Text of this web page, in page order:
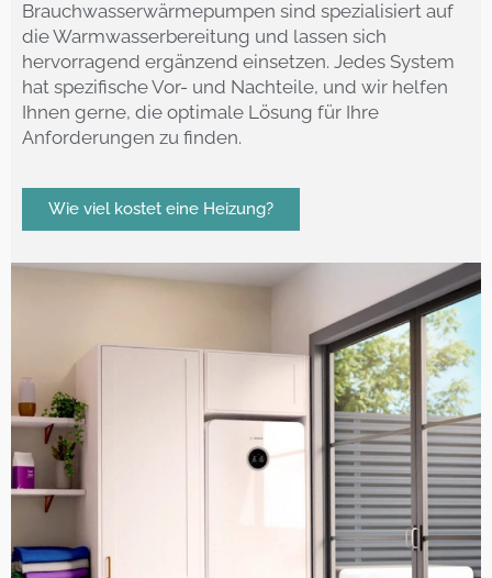
Brauchwasserwärmepumpen sind spezialisiert auf
die Warmwasserbereitung und lassen sich
hervorragend ergänzend einsetzen. Jedes System
hat spezifische Vor- und Nachteile, und wir helfen
Ihnen gerne, die optimale Lösung für Ihre
Anforderungen zu finden.
Wie viel kostet eine Heizung?